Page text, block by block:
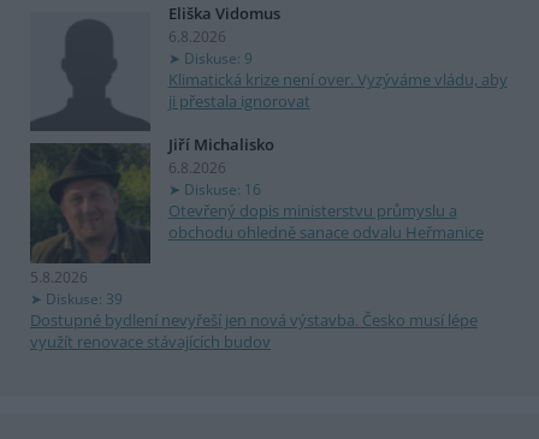
Eliška Vidomus
6.8.2026
Diskuse: 9
Klimatická krize není over. Vyzýváme vládu, aby
ji přestala ignorovat
Jiří Michalisko
6.8.2026
Diskuse: 16
Otevřený dopis ministerstvu průmyslu a
obchodu ohledně sanace odvalu Heřmanice
5.8.2026
Diskuse: 39
Dostupné bydlení nevyřeší jen nová výstavba. Česko musí lépe
využít renovace stávajících budov